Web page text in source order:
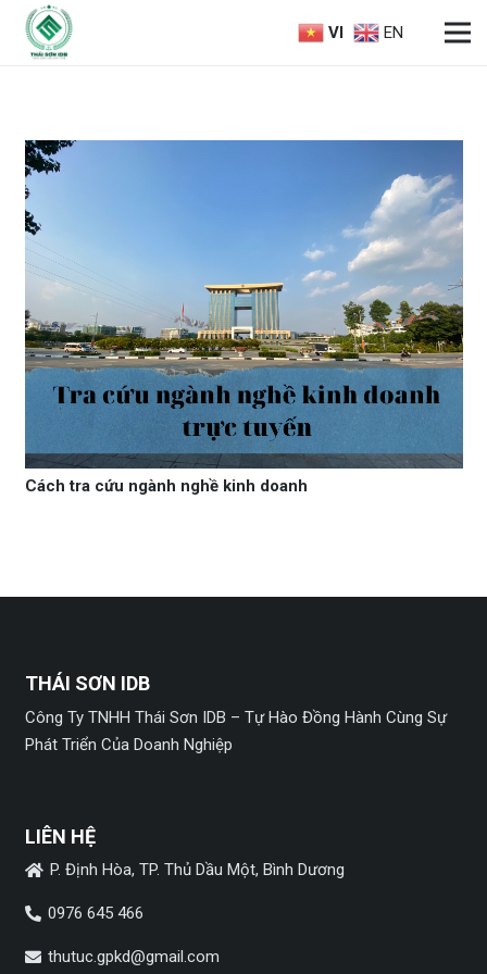
VI EN
Cách tra cứu ngành nghề kinh doanh
THÁI SƠN IDB
Công Ty TNHH Thái Sơn IDB – Tự Hào Đồng Hành Cùng Sự
Phát Triển Của Doanh Nghiệp
LIÊN HỆ
P. Định Hòa, TP. Thủ Dầu Một, Bình Dương
0976 645 466
thutuc.gpkd@gmail.com